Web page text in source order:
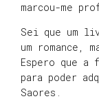
marcou-me
Sei que um
um romance,
Espero que
para poder
Saores.